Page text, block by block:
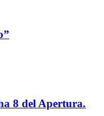
8 del Apertura.